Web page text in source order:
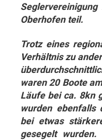
Oberhofen teil.
Trotz eines
Verhältnis zu
waren 20 Boote
Läufe bei ca. 8kn
wurden ebenfalls
bei etwas
gesegelt wurden.